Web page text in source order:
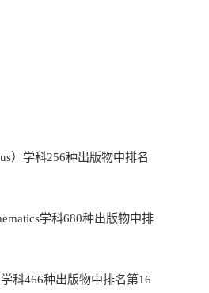
）学科256种出版物中排名
学科680种出版物中排
科466种出版物中排名第16